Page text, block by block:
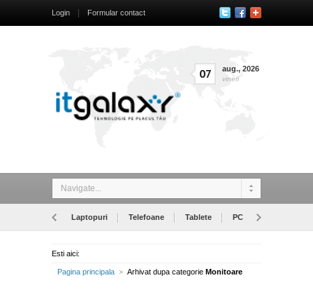
Login Formular contact
07 aug., 2026
vineri
Navigate...
Laptopuri Telefoane Tablete PC
Esti aici:
Pagina principala Arhivat dupa categorie Monitoare